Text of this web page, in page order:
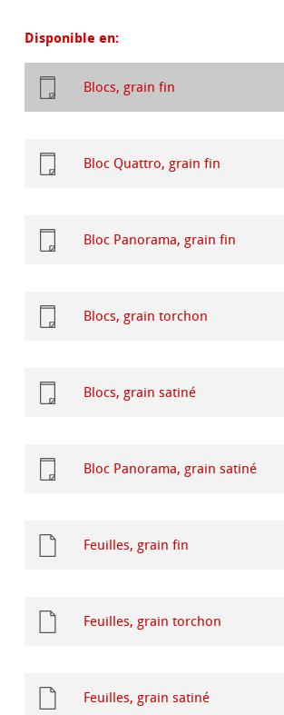
Disponible en:
Blocs, grain fin
Bloc Quattro, grain fin
Bloc Panorama, grain fin
Blocs, grain torchon
Blocs, grain satiné
Bloc Panorama, grain satiné
Feuilles, grain fin
Feuilles, grain torchon
Feuilles, grain satiné